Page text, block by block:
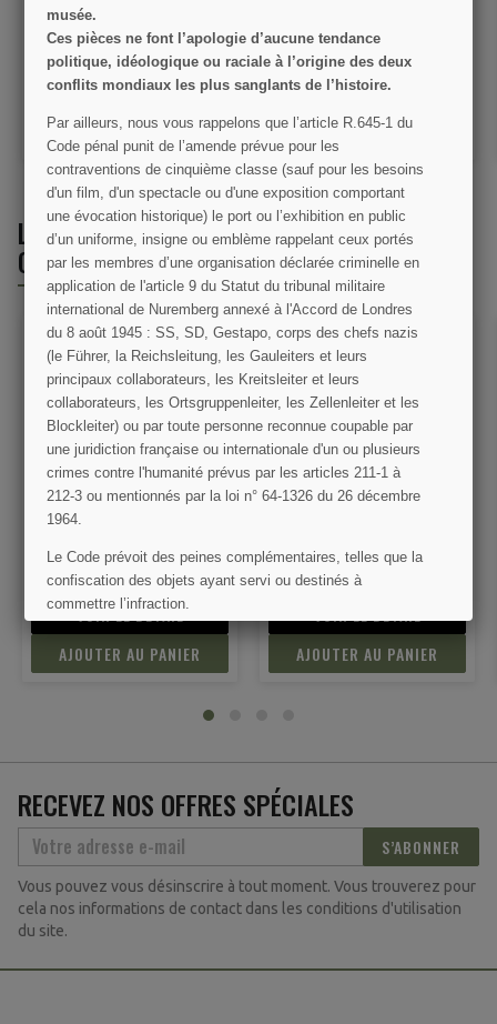
79,99 €89,00 €
VOIR LE DÉTAIL
AJOUTER AU PANIER
VOIR LE DÉTAIL
AJOUTER AU PANIER
LES CLIENTS QUI ONT ACHETÉ CE PRODUIT
ONT ÉGALEMENT ACHETÉ :
Dragonne pour canif para
9,00 €
VOIR LE DÉTAIL
AJOUTER AU PANIER
Pansement "First-Aid",
25,00 €
AJOUTER AU PANIER
RECEVEZ NOS OFFRES SPÉCIALES
S’ABONNER
Vous pouvez vous désinscrire à tout moment. Vous trouverez pour
cela nos informations de contact dans les conditions d'utilisation
du site.
musée.
Ces pièces ne font l’apologie d’aucune tendance
politique, idéologique ou raciale à l’origine des deux
conflits mondiaux les plus sanglants de l’histoire.
Par ailleurs, nous vous rappelons que l’article R.645­-1 du
Code pénal punit de l’amende prévue pour les
contraventions de cinquième classe (sauf pour les besoins
d'un film, d'un spectacle ou d'une exposition comportant
une évocation historique) le port ou l’exhibition en public
d’un uniforme, insigne ou emblème rappelant ceux portés
par les membres d’une organisation déclarée criminelle en
application de l'article 9 du Statut du tribunal militaire
international de Nuremberg annexé à l'Accord de Londres
du 8 août 1945 : SS, SD, Gestapo, corps des chefs nazis
(le Führer, la Reichsleitung, les Gauleiters et leurs
principaux collaborateurs, les Kreitsleiter et leurs
collaborateurs, les Ortsgruppenleiter, les Zellenleiter et les
Blockleiter) ou par toute personne reconnue coupable par
une juridiction française ou internationale d'un ou plusieurs
crimes contre l'humanité prévus par les articles 211-1 à
212-3 ou mentionnés par la loi n° 64-1326 du 26 décembre
1964.
Le Code prévoit des peines complémentaires, telles que la
confiscation des objets ayant servi ou destinés à
commettre l’infraction.
J'AI COMPRIS